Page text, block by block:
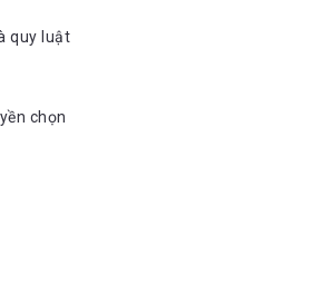
quy luật
chọn